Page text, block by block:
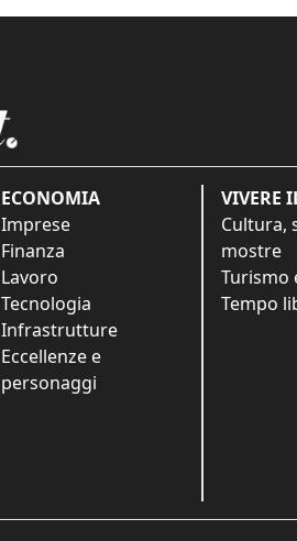
ECONOMIA
Imprese
Finanza
Lavoro
Tecnologia
Infrastrutture
Eccellenze e
personaggi
VIVERE
Cultura,
mostre
Turismo
Tempo